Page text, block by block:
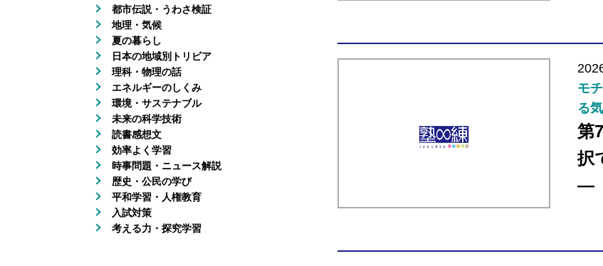
モ
る
第
択
―
都市伝説・うわさ検証
地理・気候
夏の暮らし
日本の地域別トリビア
理科・物理の話
エネルギーのしくみ
環境・サステナブル
未来の科学技術
読書感想文
効率よく学習
時事問題・ニュース解説
歴史・公民の学び
平和学習・人権教育
入試対策
考える力・探究学習